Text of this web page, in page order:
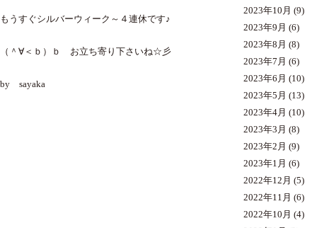
もうすぐシルバーウィーク～４連休です♪
（＾∀＜ｂ）ｂ お立ち寄り下さいね☆彡
by sayaka
2023年10月 (9)
2023年9月 (6)
2023年8月 (8)
2023年7月 (6)
2023年6月 (10)
2023年5月 (13)
2023年4月 (10)
2023年3月 (8)
2023年2月 (9)
2023年1月 (6)
2022年12月 (5)
2022年11月 (6)
2022年10月 (4)